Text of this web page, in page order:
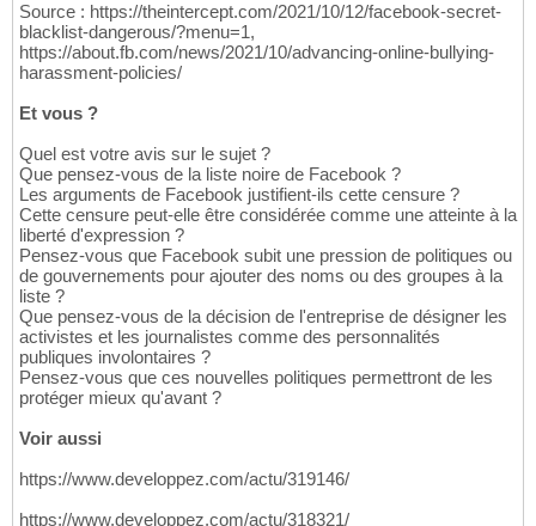
Source : https://theintercept.com/2021/10/12/facebook-secret-
blacklist-dangerous/?menu=1,
https://about.fb.com/news/2021/10/advancing-online-bullying-
harassment-policies/
Et vous ?
Quel est votre avis sur le sujet ?
Que pensez-vous de la liste noire de Facebook ?
Les arguments de Facebook justifient-ils cette censure ?
Cette censure peut-elle être considérée comme une atteinte à la
liberté d'expression ?
Pensez-vous que Facebook subit une pression de politiques ou
de gouvernements pour ajouter des noms ou des groupes à la
liste ?
Que pensez-vous de la décision de l'entreprise de désigner les
activistes et les journalistes comme des personnalités
publiques involontaires ?
Pensez-vous que ces nouvelles politiques permettront de les
protéger mieux qu'avant ?
Voir aussi
https://www.developpez.com/actu/319146/
https://www.developpez.com/actu/318321/